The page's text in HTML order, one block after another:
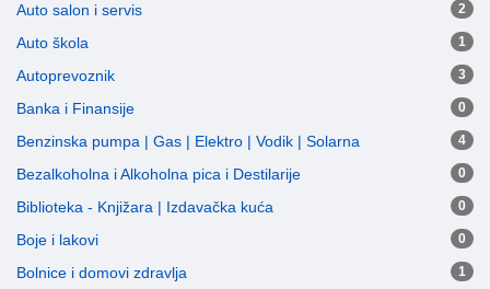
Auto salon i servis 2
Auto škola 1
Autoprevoznik 3
Banka i Finansije 0
Benzinska pumpa | Gas | Elektro | Vodik | Solarna 4
Bezalkoholna i Alkoholna pica i Destilarije 0
Biblioteka - Knjižara | Izdavačka kuća 0
Boje i lakovi 0
Bolnice i domovi zdravlja 1